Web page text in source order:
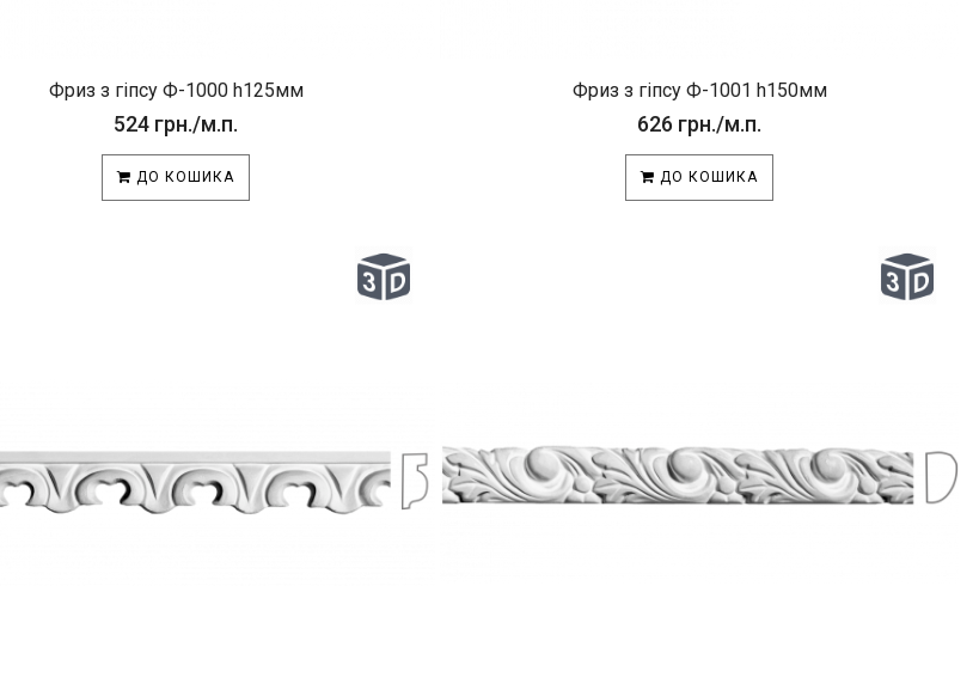
Фриз з гіпсу Ф-1000 h125мм
524 грн./м.п.
ДО КОШИКА
Фриз з гіпсу Ф-1001 h150мм
626 грн./м.п.
ДО КОШИКА